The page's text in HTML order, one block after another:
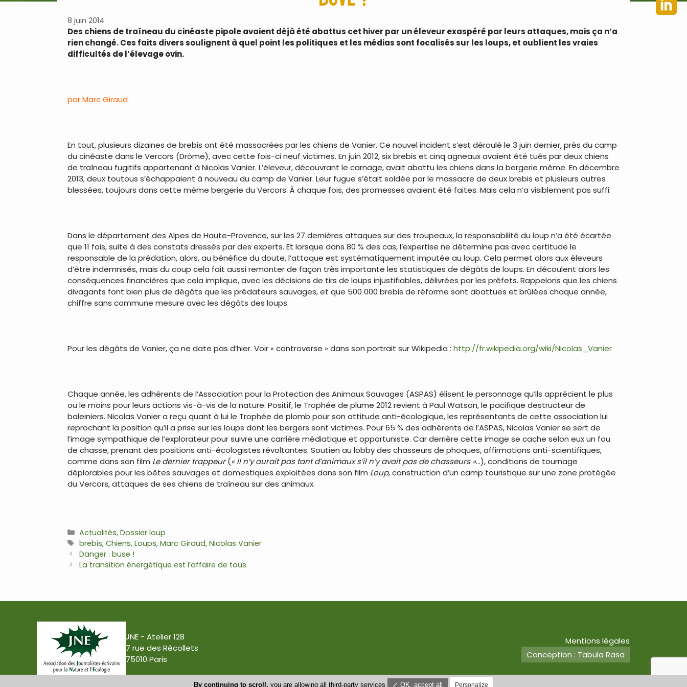
8 juin 2014
Des chiens de traîneau du cinéaste pipole avaient déjà été abattus cet hiver par un éleveur exaspéré par leurs attaques, mais ça n’a
rien changé. Ces faits divers soulignent à quel point les politiques et les médias sont focalisés sur les loups, et oublient les vraies
difficultés de l’élevage ovin.
par Marc Giraud
En tout, plusieurs dizaines de brebis ont été massacrées par les chiens de Vanier. Ce nouvel incident s’est déroulé le 3 juin dernier, près du camp
du cinéaste dans le Vercors (Drôme), avec cette fois-ci neuf victimes. En juin 2012, six brebis et cinq agneaux avaient été tués par deux chiens
de traîneau fugitifs appartenant à Nicolas Vanier. L’éleveur, découvrant le carnage, avait abattu les chiens dans la bergerie même. En décembre
2013, deux toutous s’échappaient à nouveau du camp de Vanier. Leur fugue s’était soldée par le massacre de deux brebis et plusieurs autres
blessées, toujours dans cette même bergerie du Vercors. À chaque fois, des promesses avaient été faites. Mais cela n’a visiblement pas suffi.
Dans le département des Alpes de Haute-Provence, sur les 27 dernières attaques sur des troupeaux, la responsabilité du loup n’a été écartée
que 11 fois, suite à des constats dressés par des experts. Et lorsque dans 80 % des cas, l’expertise ne détermine pas avec certitude le
responsable de la prédation, alors, au bénéfice du doute, l’attaque est systématiquement imputée au loup. Cela permet alors aux éleveurs
d’être indemnisés, mais du coup cela fait aussi remonter de façon très importante les statistiques de dégâts de loups. En découlent alors les
conséquences financières que cela implique, avec les décisions de tirs de loups injustifiables, délivrées par les préfets. Rappelons que les chiens
divagants font bien plus de dégâts que les prédateurs sauvages, et que 500 000 brebis de réforme sont abattues et brûlées chaque année,
chiffre sans commune mesure avec les dégâts des loups.
Pour les dégâts de Vanier, ça ne date pas d’hier. Voir « controverse » dans son portrait sur Wikipedia : http://fr.wikipedia.org/wiki/Nicolas_Vanier
Chaque année, les adhérents de l’Association pour la Protection des Animaux Sauvages (ASPAS) élisent le personnage qu’ils apprécient le plus
ou le moins pour leurs actions vis-à-vis de la nature. Positif, le Trophée de plume 2012 revient à Paul Watson, le pacifique destructeur de
baleiniers. Nicolas Vanier a reçu quant à lui le Trophée de plomb pour son attitude anti-écologique, les représentants de cette association lui
reprochant la position qu’il a prise sur les loups dont les bergers sont victimes. Pour 65 % des adhérents de l’ASPAS, Nicolas Vanier se sert de
l’image sympathique de l’explorateur pour suivre une carrière médiatique et opportuniste. Car derrière cette image se cache selon eux un fou
de chasse, prenant des positions anti-écologistes révoltantes. Soutien au lobby des chasseurs de phoques, affirmations anti-scientifiques,
comme dans son film Le dernier trappeur(« il n’y aurait pas tant d’animaux s’il n’y avait pas de chasseurs »…), conditions de tournage
déplorables pour les bêtes sauvages et domestiques exploitées dans son film Loup, construction d’un camp touristique sur une zone protégée
du Vercors, attaques de ses chiens de traîneau sur des animaux.
Catégories
Actualités,Dossier loup
Étiquettes
brebis,Chiens,Loups,Marc Giraud,Nicolas Vanier
Navigation
des
Danger : buse !
La transition énergétique est l’affaire de tous
JNE - Atelier 128
7 rue des Récollets
75010 Paris
Mentions légales
Conception : Tabula Rasa
By continuing to scroll, you are allowing all third-party services ✓ OK, accept all Personalize